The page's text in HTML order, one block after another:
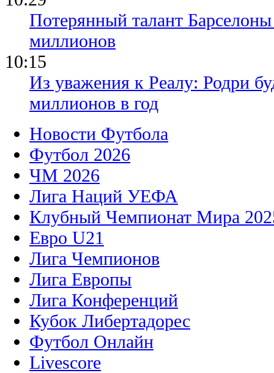
Потерянный талант
миллионов
10:15
Из уважения к Реалу: Родри
миллионов в год
Новости Футбола
Футбол 2026
ЧМ 2026
Лига Наций УЕФА
Клубный Чемпионат Мира
Евро U21
Лига Чемпионов
Лига Европы
Лига Конференций
Кубок Либертадорес
Футбол Онлайн
Livescore